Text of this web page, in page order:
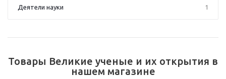
Деятели науки
1
Товары Великие ученые и их открытия в
нашем магазине